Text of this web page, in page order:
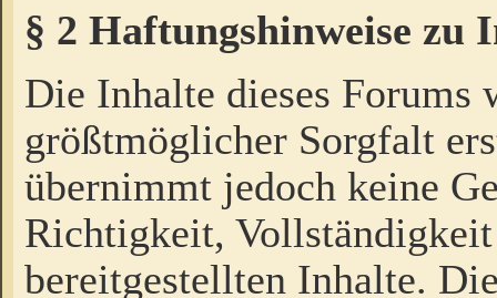
§ 2 Haftungshinweise zu
Die Inhalte dieses Forums
größtmöglicher Sorgfalt
übernimmt jedoch keine
Richtigkeit,
bereitgestellten Inhalte.